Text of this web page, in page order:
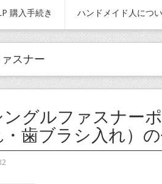
購入手続き ハンドメイド人につ
スナー
ングルファスナー
・歯ブラシ入れ）